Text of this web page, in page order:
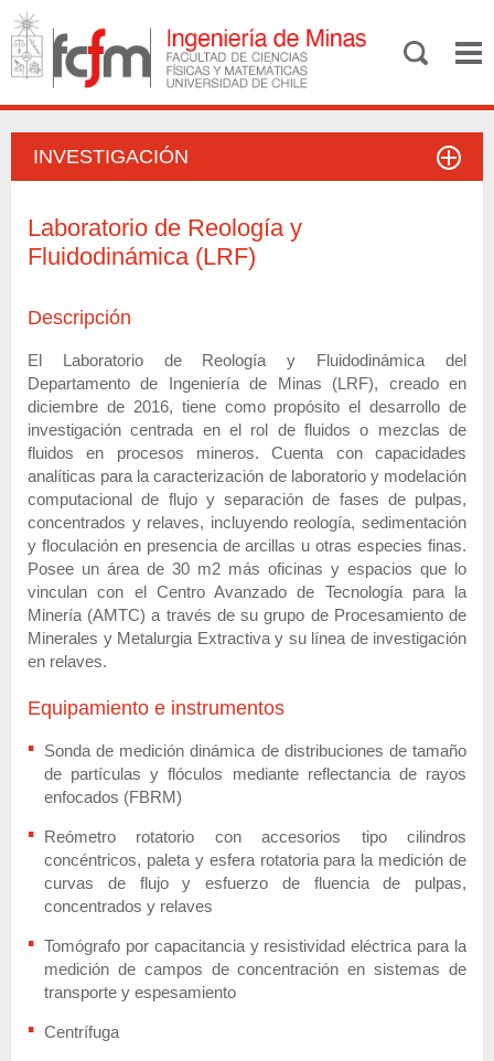
INVESTIGACIÓN
Laboratorio de Reología y
Fluidodinámica (LRF)
Descripción
El Laboratorio de Reología y Fluidodinámica del
Departamento de Ingeniería de Minas (LRF), creado en
diciembre de 2016, tiene como propósito el desarrollo de
investigación centrada en el rol de fluidos o mezclas de
fluidos en procesos mineros. Cuenta con capacidades
analíticas para la caracterización de laboratorio y modelación
computacional de flujo y separación de fases de pulpas,
concentrados y relaves, incluyendo reología, sedimentación
y floculación en presencia de arcillas u otras especies finas.
Posee un área de 30 m2 más oficinas y espacios que lo
vinculan con el Centro Avanzado de Tecnología para la
Minería (AMTC) a través de su grupo de Procesamiento de
Minerales y Metalurgia Extractiva y su línea de investigación
en relaves.
Equipamiento e instrumentos
Sonda de medición dinámica de distribuciones de tamaño
de partículas y flóculos mediante reflectancia de rayos
enfocados (FBRM)
Reómetro rotatorio con accesorios tipo cilindros
concéntricos, paleta y esfera rotatoria para la medición de
curvas de flujo y esfuerzo de fluencia de pulpas,
concentrados y relaves
Tomógrafo por capacitancia y resistividad eléctrica para la
medición de campos de concentración en sistemas de
transporte y espesamiento
Centrífuga